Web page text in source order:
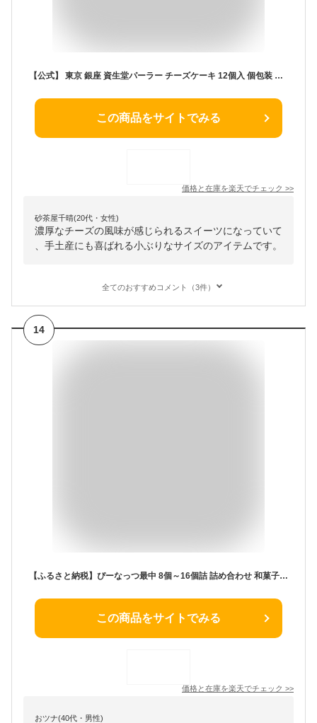
【公式】 東京 銀座 資生堂パーラー チーズケーキ 12個入 個包装 濃厚 チーズ 常温保存 お菓子 スイーツ 定番 母の日 ギフト 2026 誕生日 入学 入園 お祝い お返し お礼 御礼 内祝い 内祝 ご挨拶 帰省 手土産 東京土産 包装 のし リボン [ 送料無料 ]
この商品をサイトでみる
価格と在庫を楽天でチェック >>
砂茶屋千晴(20代・女性)
濃厚なチーズの風味が感じられるスイーツになっていて
、手土産にも喜ばれる小ぶりなサイズのアイテムです。
全てのおすすめコメント（3件）
14
【ふるさと納税】ぴーなっつ最中 8個～16個詰 詰め合わせ 和菓子 お菓子 菓子 スイーツ デザート おやつ ピーナッツ最中 もなか ピーナッツ なごみの米屋 千葉 千葉県 成田市
この商品をサイトでみる
価格と在庫を楽天でチェック >>
おツナ(40代・男性)